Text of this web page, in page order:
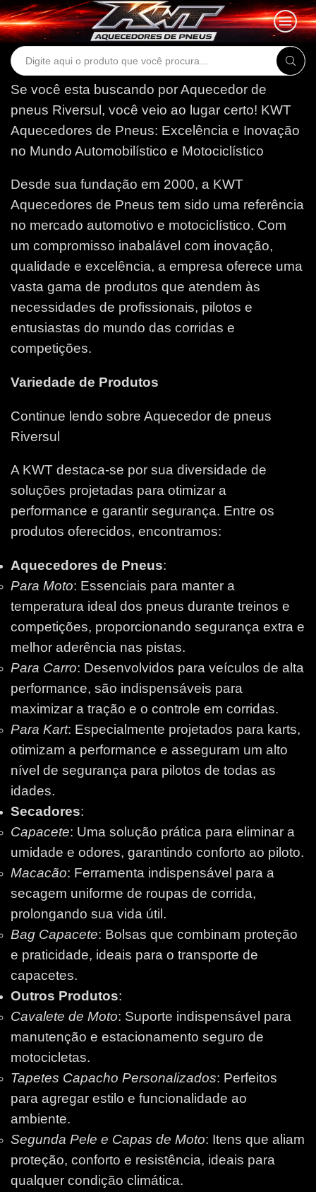
Search
Se você esta buscando por Aquecedor de
pneus Riversul, você veio ao lugar certo! KWT
Aquecedores de Pneus: Excelência e Inovação
no Mundo Automobilístico e Motociclístico
Desde sua fundação em 2000, a KWT
Aquecedores de Pneus tem sido uma referência
no mercado automotivo e motociclístico. Com
um compromisso inabalável com inovação,
qualidade e excelência, a empresa oferece uma
vasta gama de produtos que atendem às
necessidades de profissionais, pilotos e
entusiastas do mundo das corridas e
competições.
Variedade de Produtos
Continue lendo sobre Aquecedor de pneus
Riversul
A KWT destaca-se por sua diversidade de
soluções projetadas para otimizar a
performance e garantir segurança. Entre os
produtos oferecidos, encontramos:
Aquecedores de Pneus:
Para Moto: Essenciais para manter a
temperatura ideal dos pneus durante treinos e
competições, proporcionando segurança extra e
melhor aderência nas pistas.
Para Carro: Desenvolvidos para veículos de alta
performance, são indispensáveis para
maximizar a tração e o controle em corridas.
Para Kart: Especialmente projetados para karts,
otimizam a performance e asseguram um alto
nível de segurança para pilotos de todas as
idades.
Secadores:
Capacete: Uma solução prática para eliminar a
umidade e odores, garantindo conforto ao piloto.
Macacão: Ferramenta indispensável para a
secagem uniforme de roupas de corrida,
prolongando sua vida útil.
Bag Capacete: Bolsas que combinam proteção
e praticidade, ideais para o transporte de
capacetes.
Outros Produtos:
Cavalete de Moto: Suporte indispensável para
manutenção e estacionamento seguro de
motocicletas.
Tapetes Capacho Personalizados: Perfeitos
para agregar estilo e funcionalidade ao
ambiente.
Segunda Pele e Capas de Moto: Itens que aliam
proteção, conforto e resistência, ideais para
qualquer condição climática.